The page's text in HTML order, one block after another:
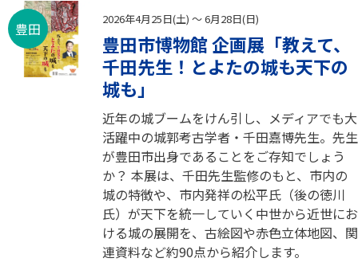
豊田
2026年4月25日(土) ～ 6月28日(日)
豊田市博物館 企画展「教えて、
千田先生！とよたの城も天下の
城も」
近年の城ブームをけん引し、メディアでも大
活躍中の城郭考古学者・千田嘉博先生。先生
が豊田市出身であることをご存知でしょう
か？ 本展は、千田先生監修のもと、市内の
城の特徴や、市内発祥の松平氏（後の徳川
氏）が天下を統一していく中世から近世にお
ける城の展開を、古絵図や赤色立体地図、関
連資料など約90点から紹介します。